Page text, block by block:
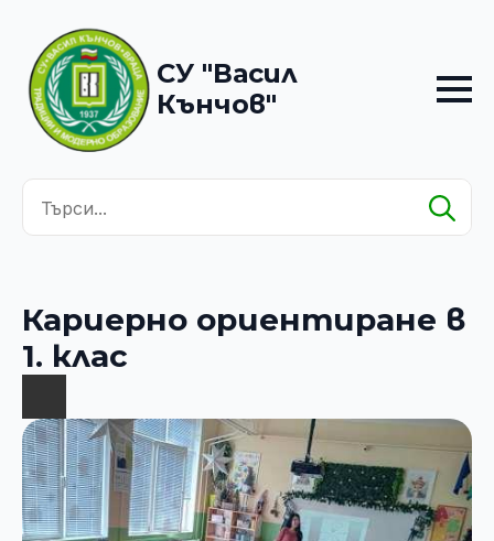
СУ "Васил
Кънчов"
Кариерно ориентиране в
1. клас